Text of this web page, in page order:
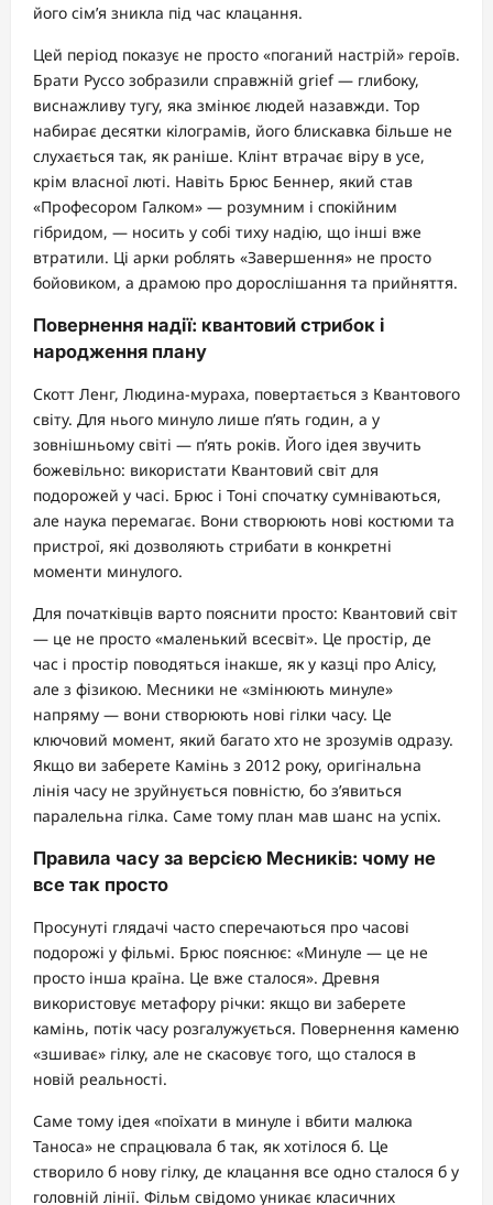
його сім’я зникла під час клацання.
Цей період показує не просто «поганий настрій» героїв.
Брати Руссо зобразили справжній grief — глибоку,
виснажливу тугу, яка змінює людей назавжди. Тор
набирає десятки кілограмів, його блискавка більше не
слухається так, як раніше. Клінт втрачає віру в усе,
крім власної люті. Навіть Брюс Беннер, який став
«Професором Галком» — розумним і спокійним
гібридом, — носить у собі тиху надію, що інші вже
втратили. Ці арки роблять «Завершення» не просто
бойовиком, а драмою про дорослішання та прийняття.
Повернення надії: квантовий стрибок і
народження плану
Скотт Ленг, Людина-мураха, повертається з Квантового
світу. Для нього минуло лише п’ять годин, а у
зовнішньому світі — п’ять років. Його ідея звучить
божевільно: використати Квантовий світ для
подорожей у часі. Брюс і Тоні спочатку сумніваються,
але наука перемагає. Вони створюють нові костюми та
пристрої, які дозволяють стрибати в конкретні
моменти минулого.
Для початківців варто пояснити просто: Квантовий світ
— це не просто «маленький всесвіт». Це простір, де
час і простір поводяться інакше, як у казці про Алісу,
але з фізикою. Месники не «змінюють минуле»
напряму — вони створюють нові гілки часу. Це
ключовий момент, який багато хто не зрозумів одразу.
Якщо ви заберете Камінь з 2012 року, оригінальна
лінія часу не зруйнується повністю, бо з’явиться
паралельна гілка. Саме тому план мав шанс на успіх.
Правила часу за версією Месників: чому не
все так просто
Просунуті глядачі часто сперечаються про часові
подорожі у фільмі. Брюс пояснює: «Минуле — це не
просто інша країна. Це вже сталося». Древня
використовує метафору річки: якщо ви заберете
камінь, потік часу розгалужується. Повернення каменю
«зшиває» гілку, але не скасовує того, що сталося в
новій реальності.
Саме тому ідея «поїхати в минуле і вбити малюка
Таноса» не спрацювала б так, як хотілося б. Це
створило б нову гілку, де клацання все одно сталося б у
головній лінії. Фільм свідомо уникає класичних